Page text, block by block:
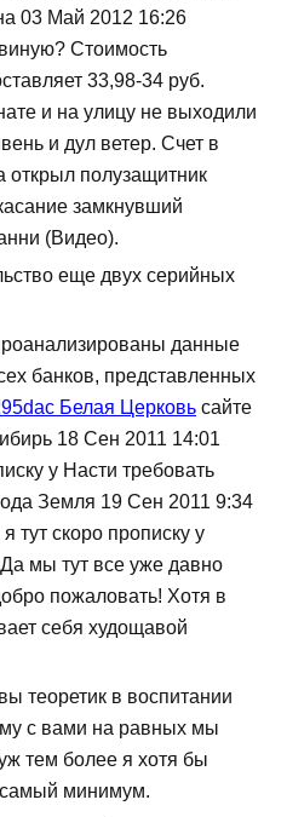
03 Май 2012 16:26
Стоимость
33,98-34 руб.
и на улицу не выходили
и дул ветер. Счет в
открыл полузащитник
замкнувший
(Видео).
еще двух серийных
данные
банков, представленных
Белая Церковь сайте
18 Сен 2011 14:01
у Насти требовать
Земля 19 Сен 2011 9:34
тут скоро прописку у
мы тут все уже давно
пожаловать! Хотя в
себя худощавой
теоретик в воспитании
с вами на равных мы
тем более я хотя бы
самый минимум.